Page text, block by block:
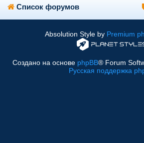
Список форумов
Absolution Style by Premium
Создано на основе phpBB® Forum
Русская поддержка